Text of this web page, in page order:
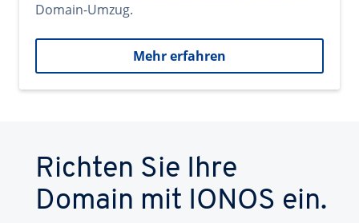
Domain-Umzug.
Mehr erfahren
Richten Sie Ihre
Domain mit IONOS ein.